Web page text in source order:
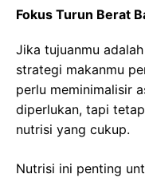
Fokus Turun Berat
Jika tujuanmu
strategi makanmu
perlu meminimalisir
diperlukan, tapi
nutrisi yang cukup.
Nutrisi ini penting